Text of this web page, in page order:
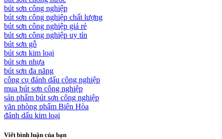
bút sơn công nghiệp
bút sơn công nghiệp chất lượng
bút sơn công nghiệp giá rẻ
bút sơn công nghiệp uy tín
bút sơn gỗ
bút sơn kim loại
bút sơn nhựa
bút sơn đa năng
công cụ đánh dấu công nghiệp
mua bút sơn công nghiệp
sản phẩm bút sơn công nghiệp
văn phòng phẩm Biên Hòa
đánh dấu kim loại
Viết bình luận của bạn